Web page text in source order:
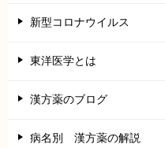
新型コロナウイルス
東洋医学とは
漢方薬のブログ
病名別 漢方薬の解説